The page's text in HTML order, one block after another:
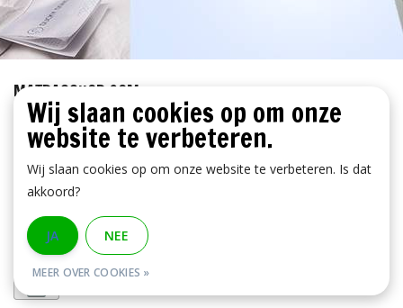
MATRASSHOP.COM
KLANTENSERVICE
BETAALMETHODEN
Wij slaan cookies op om onze
website te verbeteren.
Wij slaan cookies op om onze website te verbeteren. Is dat
akkoord?
JA NEE
MEER OVER COOKIES »